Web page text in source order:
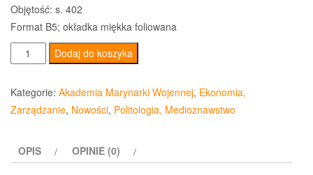
Objętość: s. 402
Format B5; okładka miękka foliowana
ilość
Atomowy
pat.
Nuklearne
środki
Dodaj do koszyka
Kategorie: Akademia Marynarki Wojennej, Ekonomia,
Zarządzanie, Nowości, Politologia, Medioznawstwo
OPIS OPINIE (0)